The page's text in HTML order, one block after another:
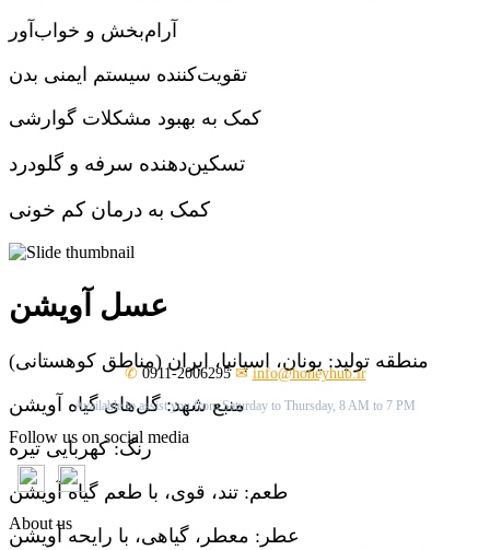
آرام‌بخش و خواب‌آور
تقویت‌کننده سیستم ایمنی بدن
کمک به بهبود مشکلات گوارشی
تسکین‌دهنده سرفه و گلودرد
کمک به درمان کم خونی
عسل آویشن
منطقه تولید: یونان، اسپانیا، ایران (مناطق کوهستانی)
منبع شهد: گل‌های گیاه آویشن
رنگ: کهربایی تیره
طعم: تند، قوی، با طعم گیاه آویشن
عطر: معطر، گیاهی، با رایحه آویشن
✆ 0911-2006295 ✉ info@honeyhub.ir
Available to assist you from Saturday to Thursday, 8 AM to 7 PM
Follow us on social media
About us